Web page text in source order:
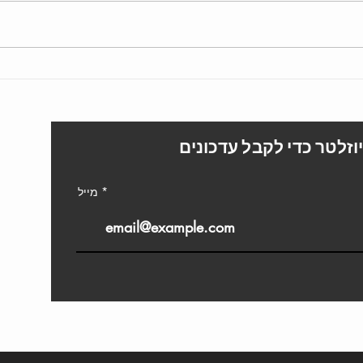
כדי לקבל עדכונים
מייל